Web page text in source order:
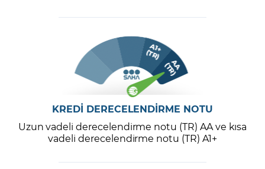
KREDİ DERECELENDİRME NOTU
Uzun vadeli derecelendirme notu (TR) AA ve kısa
vadeli derecelendirme notu (TR) A1+